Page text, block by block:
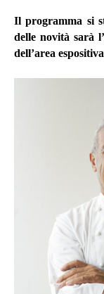
Il programma si
delle novità sarà
dell’area